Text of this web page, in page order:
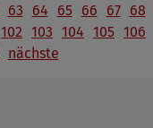
63 64 65 66 67 68
102 103 104 105 106
nächste